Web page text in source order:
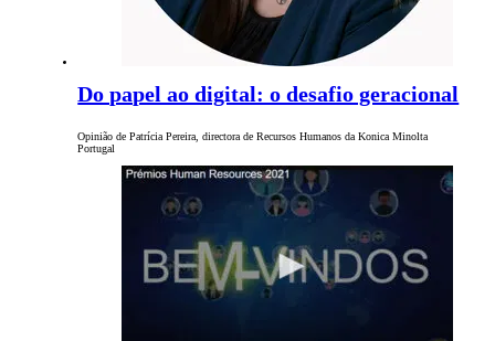
Do papel ao digital: o desafio geracional
Opinião de Patrícia Pereira, directora de Recursos Humanos da Konica Minolta
Portugal